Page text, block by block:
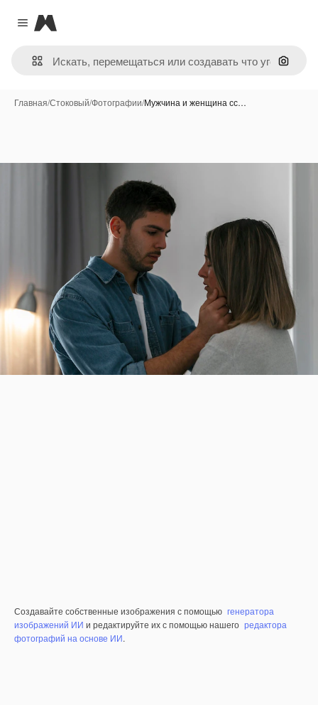
Close menu
Magnific
Поиск
Главная/Стоковый/Фотографии/Мужчина и женщина сс…
Создавайте собственные изображения с помощью генератора
изображений ИИ и редактируйте их с помощью нашего редактора
фотографий на основе ИИ.